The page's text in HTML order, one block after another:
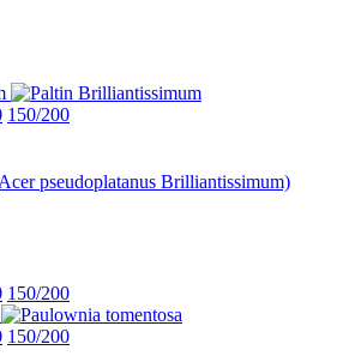
150/200
pseudoplatanus Brilliantissimum)
150/200
150/200